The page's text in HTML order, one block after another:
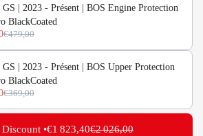
GS | 2023 - Présent | BOS Engine Protection
BlackCoated
€479,00
GS | 2023 - Présent | BOS Upper Protection
BlackCoated
€369,00
•€1 823,40€2 026,00